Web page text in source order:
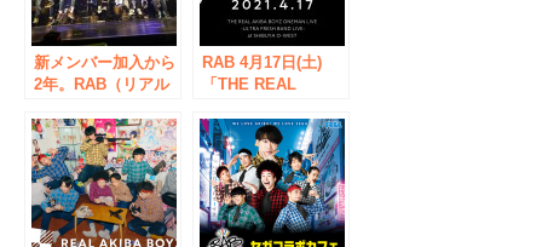
新メンバー加入から
2年。RAB（リアル
2022年1月23日に
ZEPP DIVER CITY
での単独ライブを発
表！オリンピックの
最中にツイッタート
レンド5位！#RABバ
RAB 4月17日(土)
「THE REAL
ONEMAN LIVE -
ULTRA FRESH
BAND LIVE- at
SHIBUYA O-
WEST」開催が決
定。